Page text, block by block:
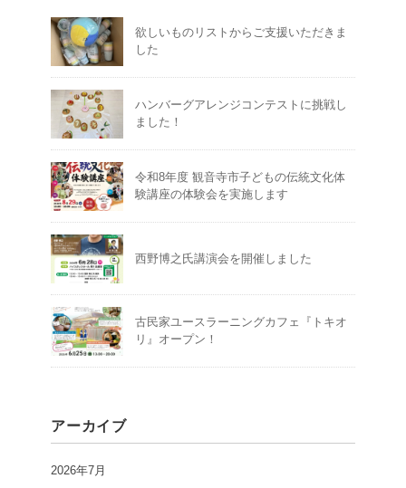
欲しいものリストからご支援いただきま
した
ハンバーグアレンジコンテストに挑戦し
ました！
令和8年度 観音寺市子どもの伝統文化体
験講座の体験会を実施します
西野博之氏講演会を開催しました
古民家ユースラーニングカフェ『トキオ
リ』オープン！
アーカイブ
2026年7月